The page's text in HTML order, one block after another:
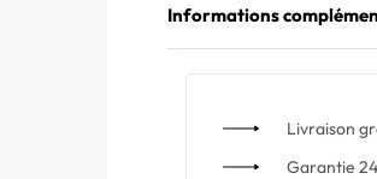
Informations
Livraison
Garantie